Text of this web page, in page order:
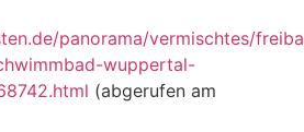
panorama/vermischtes/
wuppertal-
(abgerufen am